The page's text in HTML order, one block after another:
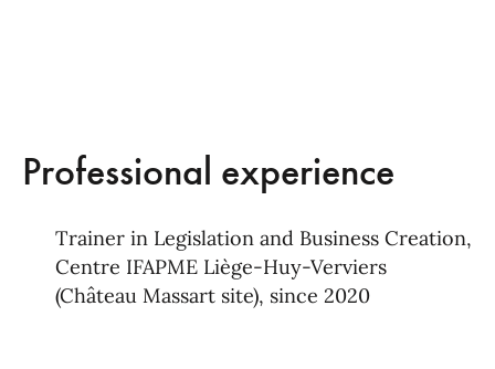
Professional experience
Trainer in Legislation and Business Creation,
Centre IFAPME Liège-Huy-Verviers
(Château Massart site), since 2020